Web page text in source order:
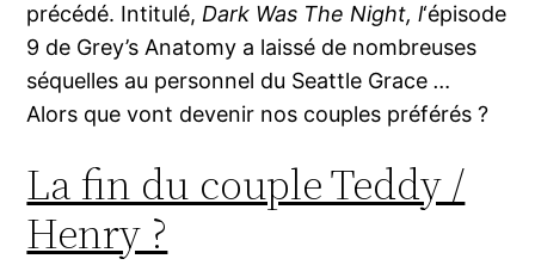
précédé. Intitulé,Dark Was The Night, l‘épisode
9 de Grey’s Anatomy a laissé de nombreuses
séquelles au personnel du Seattle Grace …
Alors que vont devenir nos couples préférés ?
La fin du couple Teddy /
Henry ?